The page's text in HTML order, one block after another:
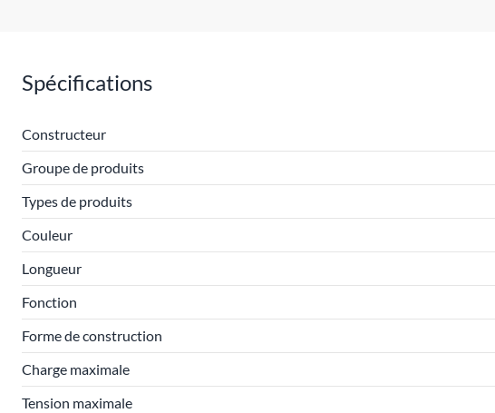
Spécifications
Constructeur
Groupe de produits
Types de produits
Couleur
Longueur
Fonction
Forme de construction
Charge maximale
Tension maximale